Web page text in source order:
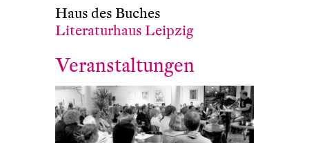
Haus des Buches
Literaturhaus Leipzig
Veranstaltungen